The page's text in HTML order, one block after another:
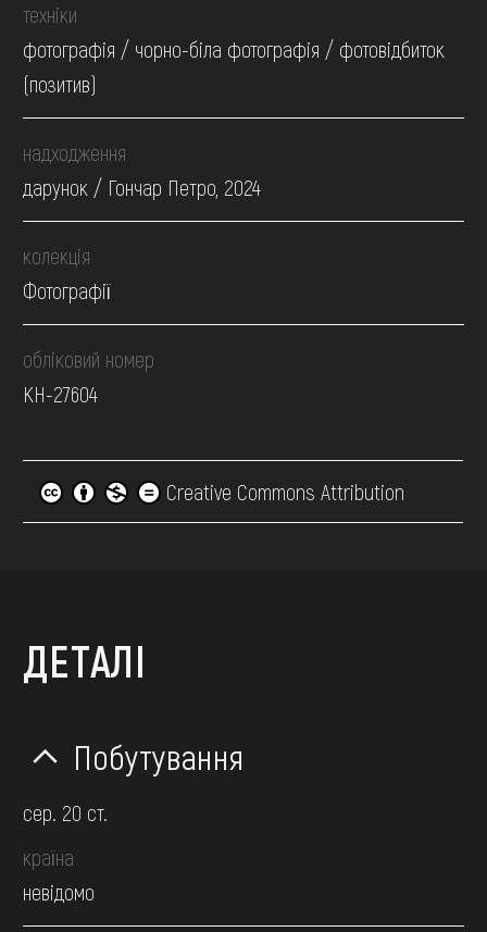
техніки
фотографія / чорно-біла фотографія / фотовідбиток
(позитив)
надходження
дарунок / Гончар Петро, 2024
колекція
Фотографії
обліковий номер
КН-27604
Creative Commons Attribution
ДЕТАЛІ
Побутування
сер. 20 ст.
країна
невідомо